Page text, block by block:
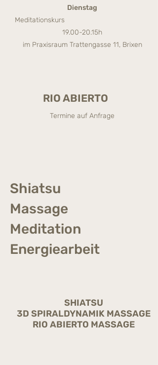
Dienstag
Meditationskurs
19.00-20.15h
im Praxisraum Trattengasse 11, Brixen
RIO ABIERTO
Termine auf Anfrage
Shiatsu
Massage
Meditation
Energiearbeit
SHIATSU
3D SPIRALDYNAMIK MASSAGE
RIO ABIERTO MASSAGE